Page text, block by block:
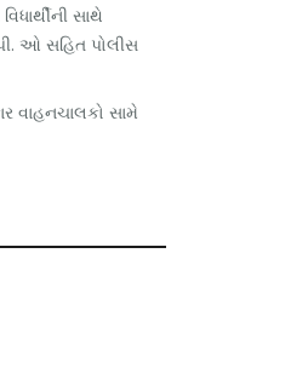
સાથે
ઓ સહિત પોલીસ
વાહનચાલકો સામે